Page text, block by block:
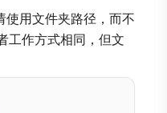
使用文件夹路径，而不
工作方式相同，但文